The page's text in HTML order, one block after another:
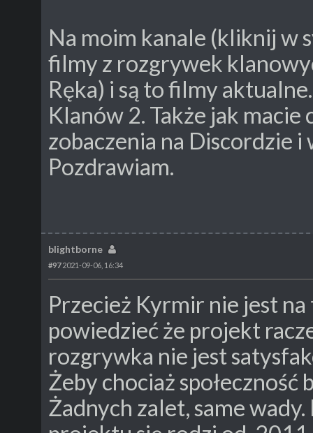
Na moim kanale (kliknij w
filmy z rozgrywek
Ręka) i są to filmy
Klanów 2. Także jak macie
zobaczenia na Discordzie i
Pozdrawiam.
blightborne
#972021-09-06, 16:34
Przecież Kyrmir nie jest
powiedzieć że projekt
rozgrywka nie jest
Żeby chociaż społeczność
Żadnych zalet, same